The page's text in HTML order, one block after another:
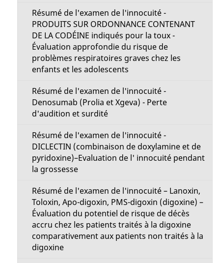
Résumé de l'examen de l'innocuité -
PRODUITS SUR ORDONNANCE CONTENANT
DE LA CODÉINE indiqués pour la toux -
Évaluation approfondie du risque de
problèmes respiratoires graves chez les
enfants et les adolescents
Résumé de l'examen de l'innocuité -
Denosumab (Prolia et Xgeva) - Perte
d'audition et surdité
Résumé de l'examen de l'innocuité -
DICLECTIN (combinaison de doxylamine et de
pyridoxine)–Evaluation de l' innocuité pendant
la grossesse
Résumé de l'examen de l'innocuité – Lanoxin,
Toloxin, Apo-digoxin, PMS-digoxin (digoxine) –
Évaluation du potentiel de risque de décès
accru chez les patients traités à la digoxine
comparativement aux patients non traités à la
digoxine